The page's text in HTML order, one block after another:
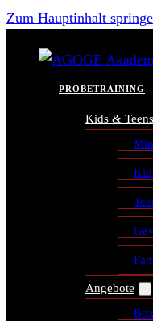
Zum Hauptinhalt
PROBETRAINING
Kids & Teens
Angebote